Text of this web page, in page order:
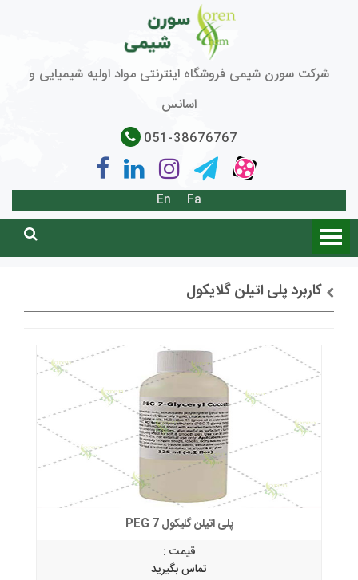
شرکت سورن شیمی فروشگاه اینترنتی مواد اولیه شیمیایی و
اسانس
051-38676767
Fa
En
کاربرد پلی اتیلن گلایکول
پلی اتیلن گلیکول PEG 7
قیمت :
تماس بگیرید